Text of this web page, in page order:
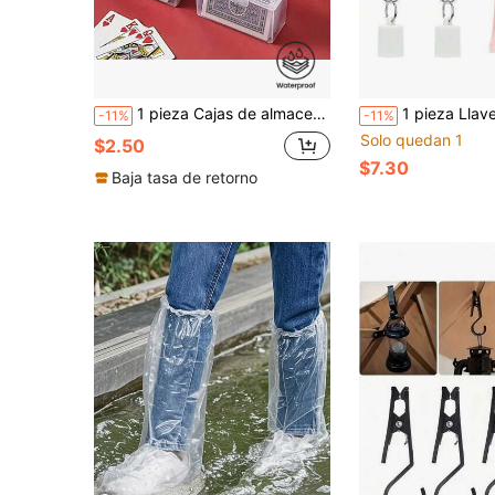
-11% 1 pieza Cajas de almacenamiento apilables transparentes - Contenedores rectangulares duraderos con tapas seguras para cuentas, piezas de juego, tarjetas de visita y accesorios de manualidades - Soluciones de organización multiusos y transparentes
$2.50
Baja tasa de retorno
-11% 1 pieza Llavero con brillo de labios de verano, Estuche para bálsamo labial, Llavero portátil con brillo de labios y clip de
Solo quedan 1
$7.30